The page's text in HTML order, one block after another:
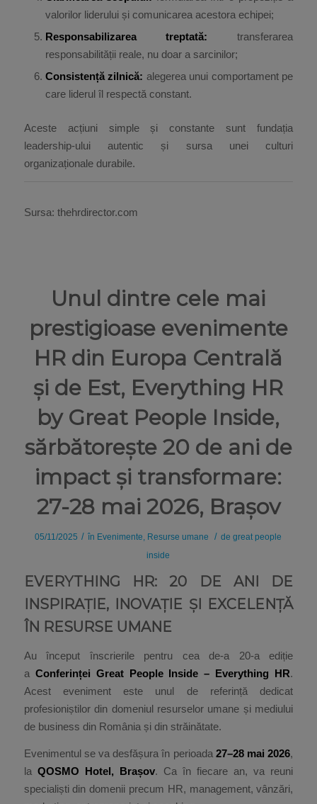
valorilor liderului și comunicarea acestora echipei;
Responsabilizarea treptată: transferarea
responsabilității reale, nu doar a sarcinilor;
Consistență zilnică: alegerea unui comportament pe
care liderul îl respectă constant.
Aceste acțiuni simple și constante sunt fundația
leadership-ului autentic și sursa unei culturi
organizaționale durabile.
Sursa: thehrdirector.com
Unul dintre cele mai
prestigioase evenimente
HR din Europa Centrală
și de Est, Everything HR
by Great People Inside,
sărbătorește 20 de ani de
impact și transformare:
27-28 mai 2026, Brașov
05/11/2025 / în Evenimente Resurse umane / degreat people
inside
EVERYTHING HR: 20 DE ANI DE
INSPIRAȚIE, INOVAȚIE ȘI EXCELENȚĂ
ÎN RESURSE UMANE
Au început înscrierile pentru cea de-a 20-a ediție
a Conferinței Great People Inside – Everything HR.
Acest eveniment este unul de referință dedicat
profesioniștilor din domeniul resurselor umane și mediului
de business din România și din străinătate.
Evenimentul se va desfășura în perioada 27–28 mai 2026,
la QOSMO Hotel, Brașov. Ca în fiecare an, va reuni
specialiști din domenii precum HR, management, vânzări,